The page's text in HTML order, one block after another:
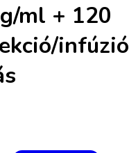
ml + 120
infúzió